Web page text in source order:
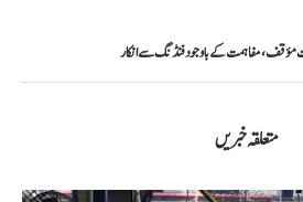
مؤقف، مفاہمت کے باوجود فنڈنگ سے انکار
متعلقہ خبریں